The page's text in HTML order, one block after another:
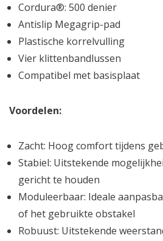
Cordura®: 500 denier
Antislip Megagrip-pad
Plastische korrelvulling
Vier klittenbandlussen
Compatibel met basisplaat
Voordelen:
Zacht: Hoog comfort tijdens
Stabiel: Uitstekende
gericht te houden
Moduleerbaar: Ideale
of het gebruikte obstakel
Robuust: Uitstekende